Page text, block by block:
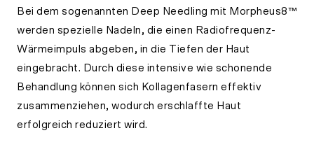
Bei dem sogenannten Deep Needling mit Morpheus8™
werden spezielle Nadeln, die einen Radiofrequenz-
Wärmeimpuls abgeben, in die Tiefen der Haut
eingebracht. Durch diese intensive wie schonende
Behandlung können sich Kollagenfasern effektiv
zusammenziehen, wodurch erschlaffte Haut
erfolgreich reduziert wird.